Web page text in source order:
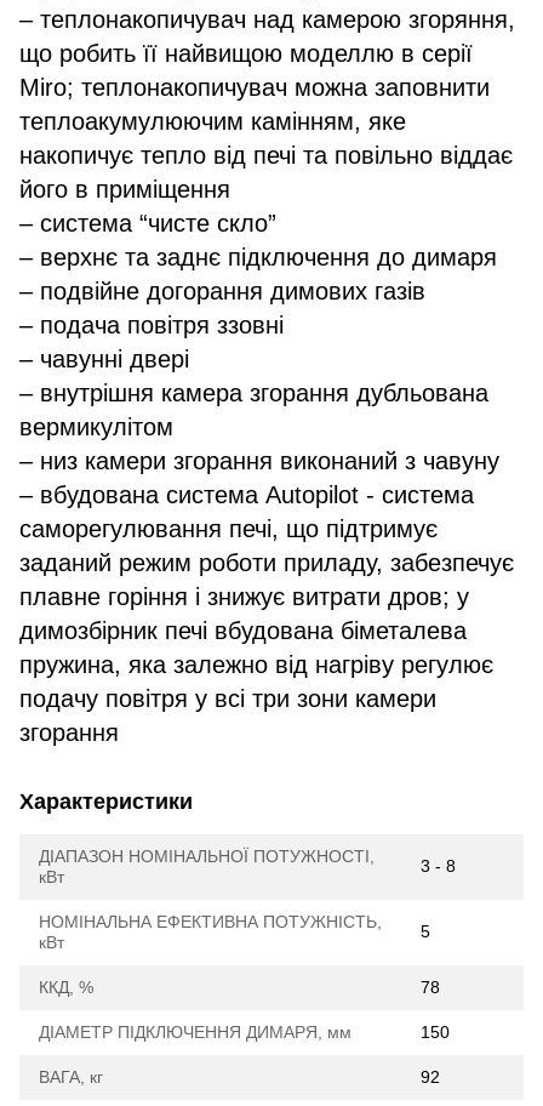
– теплонакопичувач над камерою згоряння,
що робить її найвищою моделлю в серії
Miro; теплонакопичувач можна заповнити
теплоакумулюючим камінням, яке
накопичує тепло від печі та повільно віддає
його в приміщення
– система “чисте скло”
– верхнє та заднє підключення до димаря
– подвійне догорання димових газів
– подача повітря ззовні
– чавунні двері
– внутрішня камера згорання дубльована
вермикулітом
– низ камери згорання виконаний з чавуну
– вбудована система Autopilot - система
саморегулювання печі, що підтримує
заданий режим роботи приладу, забезпечує
плавне горіння і знижує витрати дров; у
димозбірник печі вбудована біметалева
пружина, яка залежно від нагріву регулює
подачу повітря у всі три зони камери
згорання
Характеристики
ДІАПАЗОН НОМІНАЛЬНОЇ ПОТУЖНОСТІ,
кВт
3 - 8
НОМІНАЛЬНА ЕФЕКТИВНА ПОТУЖНІСТЬ,
кВт
5
ККД, % 78
ДІАМЕТР ПІДКЛЮЧЕННЯ ДИМАРЯ, мм 150
ВАГА, кг 92